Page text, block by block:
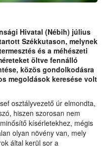
Hivatal (Nébih) július
Székkutason, melynek
és a méhészeti
öltve fennálló
közös gondolkodásra
megoldások keresése volt
osztályvezető úr elmondta,
hiszen szorosan nem
kísérletekhez, mégis
olyan növény van, mely
által kerül sor a